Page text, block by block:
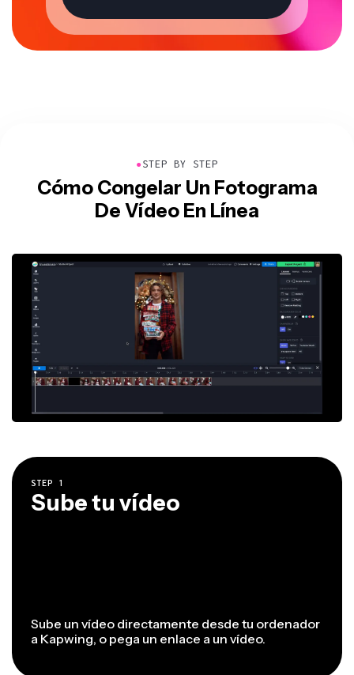
●STEP BY STEP
Cómo Congelar Un Fotograma
De Vídeo En Línea
STEP 1
Sube tu vídeo
Sube un vídeo directamente desde tu ordenador
a Kapwing, o pega un enlace a un vídeo.